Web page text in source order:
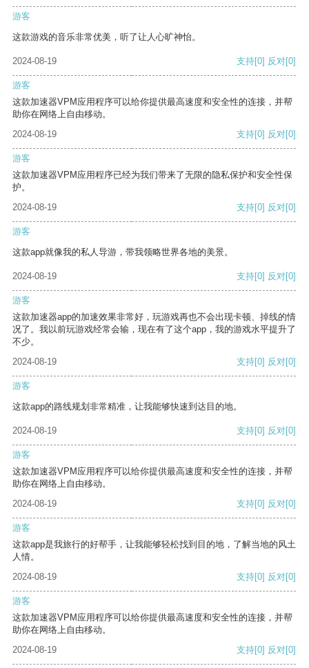
游客
这款游戏的音乐非常优美，听了让人心旷神怡。
2024-08-19 支持[0] 反对[0]
游客
这款加速器VPM应用程序可以给你提供最高速度和安全性的连接，并帮
助你在网络上自由移动。
2024-08-19
支持[0] 反对[0]
游客
这款加速器VPM应用程序已经为我们带来了无限的隐私保护和安全性保
护。
2024-08-19
支持[0] 反对[0]
游客
这款app就像我的私人导游，带我领略世界各地的美景。
2024-08-19 支持[0] 反对[0]
游客
这款加速器app的加速效果非常好，玩游戏再也不会出现卡顿、掉线的情
况了。我以前玩游戏经常会输，现在有了这个app，我的游戏水平提升了
不少。
2024-08-19
支持[0] 反对[0]
游客
这款app的路线规划非常精准，让我能够快速到达目的地。
2024-08-19 支持[0] 反对[0]
游客
这款加速器VPM应用程序可以给你提供最高速度和安全性的连接，并帮
助你在网络上自由移动。
2024-08-19
支持[0] 反对[0]
游客
这款app是我旅行的好帮手，让我能够轻松找到目的地，了解当地的风土
人情。
2024-08-19
支持[0] 反对[0]
游客
这款加速器VPM应用程序可以给你提供最高速度和安全性的连接，并帮
助你在网络上自由移动。
2024-08-19
支持[0] 反对[0]